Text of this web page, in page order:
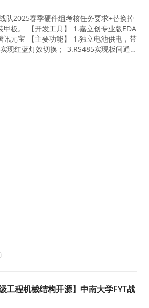
队2025赛季硬件组考核任务要求+替换掉
甲板。 【开发工具】 1.嘉立创专业版EDA
元宝 【主要功能】 1.独立电池供电，带
现红蓝灯效切换； 3.RS485实现板间通
工程机械结构开源】中南大学FYT战